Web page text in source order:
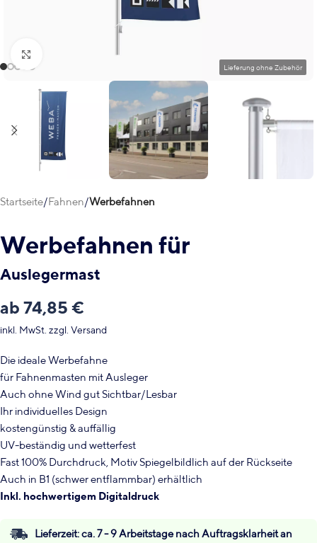
Klick zum Vergrößern
Startseite Fahnen Werbefahnen
Werbefahnen für
Auslegermast
ab 74,85 €
inkl. MwSt. zzgl. Versand
Die ideale Werbefahne
für Fahnenmasten mit Ausleger
Auch ohne Wind gut Sichtbar/Lesbar
Ihr individuelles Design
kostengünstig & auffällig
UV-beständig und wetterfest
Fast 100% Durchdruck, Motiv Spiegelbildlich auf der Rückseite
Auch in B1 (schwer entflammbar) erhältlich
Inkl. hochwertigem Digitaldruck
Lieferzeit:ca. 7 - 9 Arbeitstage nach Auftragsklarheit an